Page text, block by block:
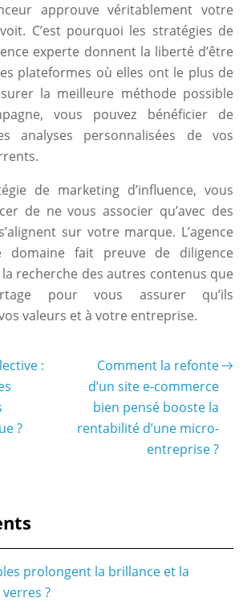
approuve véritablement votre
C’est pourquoi les stratégies de
experte donnent la liberté d’être
plateformes où elles ont le plus de
la meilleure méthode possible
vous pouvez bénéficier de
analyses personnalisées de vos
de marketing d’influence, vous
de ne vous associer qu’avec des
sur votre marque. L’agence
domaine fait preuve de diligence
recherche des autres contenus que
pour vous assurer qu’ils
valeurs et à votre entreprise.
:
?
Comment la refonte
d’un site e-commerce
bien pensé booste la
rentabilité d’une micro-
entreprise ?
prolongent la brillance et la
?